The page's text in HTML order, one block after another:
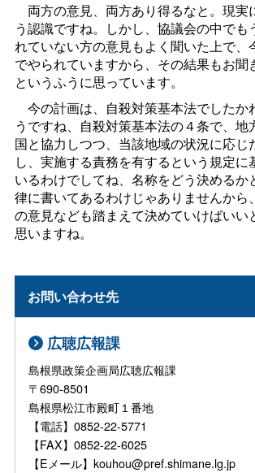
両方の意見、両方あり得るなと。現実
う認識ですね。しかし、協議会の中でも
れていない方の意見もよく聞いた上で、
でやられていますから、その結果もお聞
というふうに思っています。
今の計画は、自殺対策基本法でしたか
うですね、自殺対策基本法の４条で、地
国と協力しつつ、当該地域の状況に応じ
し、実施する責務を有するという規定に
いるわけでしてね、名称をどう決めるか
律に書いてあるわけじゃありませんから
の意見なども踏まえて決めていけばいい
思いますね。
お問い合わせ先
広聴広報課
島根県政策企画局広聴広報課
〒690-8501
島根県松江市殿町１番地
【電話】0852-22-5771
【FAX】0852-22-6025
【Eメール】kouhou@pref.shimane.lg.jp